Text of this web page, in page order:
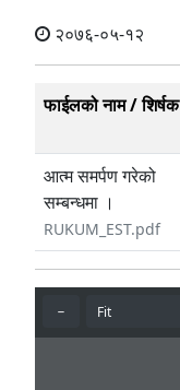
२०७६-०५-१२
फाईलको नाम / शिर्षक
आत्म समर्पण गरेको
सम्बन्धमा ।
RUKUM_EST.pdf